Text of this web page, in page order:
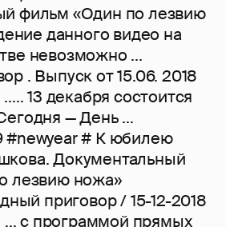
фильм «Один по лезвию
данного видео на
невозможно ...
. Выпуск от 15.06. 2018
13 декабря состоится
— День ...
#newyear # К юбилею
Документальный
лезвию ножа»
приговор / 15-12-2018
с программой прямых